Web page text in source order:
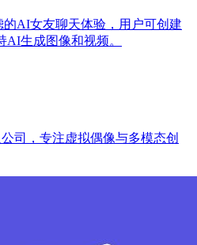
的AI女友聊天体验，用户可创建
生成图像和视频。
司，专注虚拟偶像与多模态创